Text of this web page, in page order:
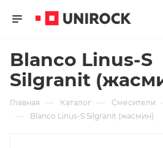
Blanco Linus-S
Silgranit
Главная — Каталог — Смесители
— Blanco Linus-S Silgranit (жасмин)